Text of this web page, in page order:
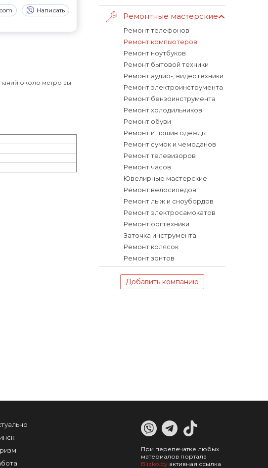
Написать
около метро вы
Ремонтные мастерские
Ремонт телефонов
Ремонт компьютеров
Ремонт ноутбуков
Ремонт бытовой техники
Ремонт аудио-, видеотехники
Ремонт электроинструмента
Ремонт бензоинструмента
Ремонт холодильников
Ремонт обуви
Ремонт и пошив одежды
Ремонт сумок и чемоданов
Ремонт телевизоров
Ремонт часов
Ювелирные мастерские
Ремонт велосипедов
Ремонт лыж и сноубордов
Ремонт электросамокатов
Ремонт оргтехники
Заточка инструмента
Ремонт колясок
Ремонт зонтов
Добавить компанию
При перепечатке любых
материалов портала
Blizko.by активная ссылка